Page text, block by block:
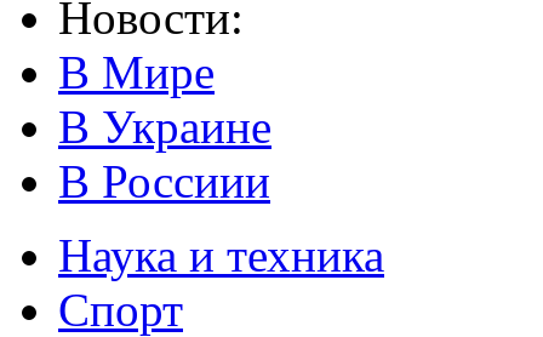
Новости:
В Мире
В Украине
В Россиии
Наука и техника
Спорт